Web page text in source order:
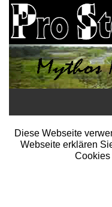
Startseite
Diese Webseite
Webseite erklären
Cookies